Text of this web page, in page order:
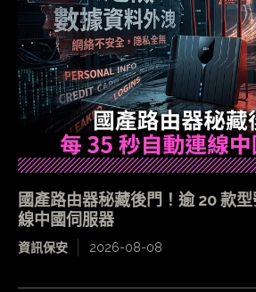
國產路由器秘藏後門！逾 20 款
線中國伺服器
資訊保安 2026-08-08